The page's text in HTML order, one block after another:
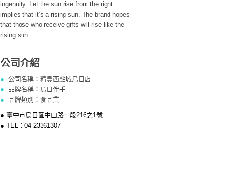
ingenuity. Let the sun rise from the right
implies that it’s a rising sun. The brand hopes
that those who receive gifts will rise like the
rising sun.
公司介紹
●公司名稱：精豐西點城烏日店
● 品牌名稱：烏日伴手
● 品牌類別：食品業
● 臺中市烏日區中山路一段216之1號
● TEL：04-23361307